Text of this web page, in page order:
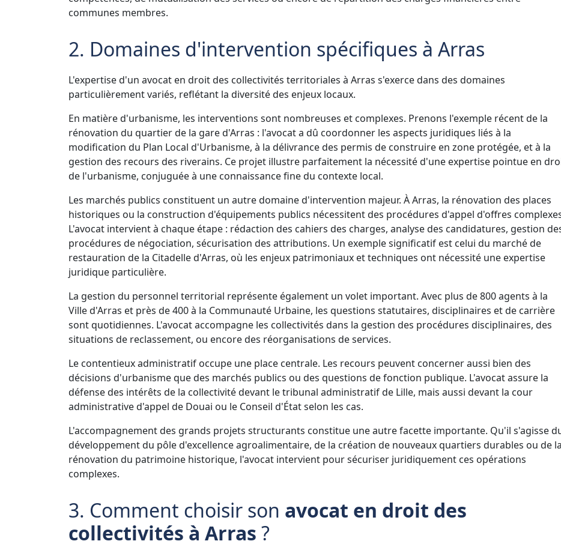
communes membres.
2. Domaines d'intervention spécifiques à Arras
L'expertise d'un avocat en droit des collectivités territoriales à Arras s'exerce dans des domaines
particulièrement variés, reflétant la diversité des enjeux locaux.
En matière d'urbanisme, les interventions sont nombreuses et complexes. Prenons l'exemple récent de la
rénovation du quartier de la gare d'Arras : l'avocat a dû coordonner les aspects juridiques liés à la
modification du Plan Local d'Urbanisme, à la délivrance des permis de construire en zone protégée, et à la
gestion des recours des riverains. Ce projet illustre parfaitement la nécessité d'une expertise pointue en
de l'urbanisme, conjuguée à une connaissance fine du contexte local.
Les marchés publics constituent un autre domaine d'intervention majeur. À Arras, la rénovation des places
historiques ou la construction d'équipements publics nécessitent des procédures d'appel d'offres
L'avocat intervient à chaque étape : rédaction des cahiers des charges, analyse des candidatures, gestion
procédures de négociation, sécurisation des attributions. Un exemple significatif est celui du marché de
restauration de la Citadelle d'Arras, où les enjeux patrimoniaux et techniques ont nécessité une expertise
juridique particulière.
La gestion du personnel territorial représente également un volet important. Avec plus de 800 agents à la
Ville d'Arras et près de 400 à la Communauté Urbaine, les questions statutaires, disciplinaires et de carrière
sont quotidiennes. L'avocat accompagne les collectivités dans la gestion des procédures disciplinaires, des
situations de reclassement, ou encore des réorganisations de services.
Le contentieux administratif occupe une place centrale. Les recours peuvent concerner aussi bien des
décisions d'urbanisme que des marchés publics ou des questions de fonction publique. L'avocat assure la
défense des intérêts de la collectivité devant le tribunal administratif de Lille, mais aussi devant la cour
administrative d'appel de Douai ou le Conseil d'État selon les cas.
L'accompagnement des grands projets structurants constitue une autre facette importante. Qu'il s'agisse
développement du pôle d'excellence agroalimentaire, de la création de nouveaux quartiers durables ou de la
rénovation du patrimoine historique, l'avocat intervient pour sécuriser juridiquement ces opérations
complexes.
3. Comment choisir son avocat en droit des
collectivités à Arras ?